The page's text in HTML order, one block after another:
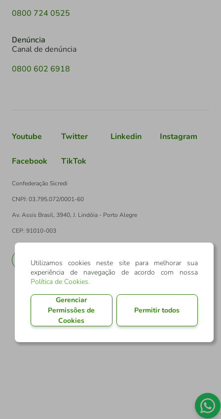
0800 724 0525
Denúncia
Canal de denúncia
0800 602 6918
Youtube Twitter Linkedin Instagram
Facebook TikTok
Confederação Sicredi
CNPJ: 03.795.072/0001-60
Av. Assis Brasil, 3940, J. Lindóia - Porto Alegre
CEP: 91010-003
EN
Utilizamos cookies neste site para melhorar sua
experiência de navegação de acordo com nossa
Política de Cookies.
Gerenciar
Permissões de
Cookies
Permitir todos